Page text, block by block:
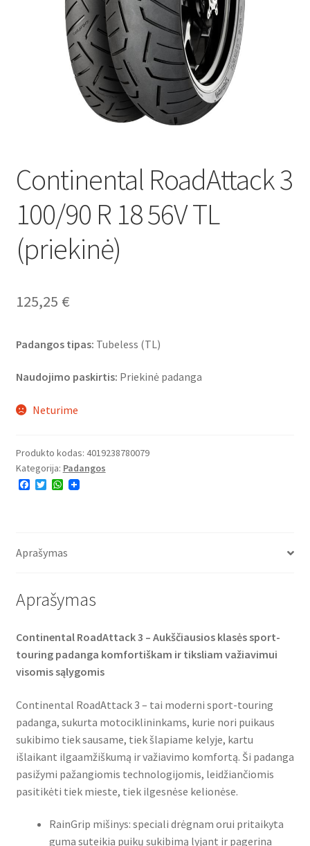
Continental RoadAttack 3
100/90 R 18 56V TL
(priekinė)
125,25 €
Padangos tipas: Tubeless (TL)
Naudojimo paskirtis: Priekinė padanga
Neturime
Produkto kodas: 4019238780079
Kategorija: Padangos
F
o
T
r
W
p
Aprašymas
Aprašymas
Continental RoadAttack 3 – Aukščiausios klasės sport-
touring padanga komfortiškam ir tiksliam važiavimui
visomis sąlygomis
Continental RoadAttack 3 – tai moderni sport-touring
padanga, sukurta motociklininkams, kurie nori puikaus
sukibimo tiek sausame, tiek šlapiame kelyje, kartu
išlaikant ilgaamžiškumą ir važiavimo komfortą. Ši padanga
pasižymi pažangiomis technologijomis, leidžiančiomis
pasitikėti tiek mieste, tiek ilgesnėse kelionėse.
RainGrip mišinys: speciali drėgnam orui pritaikyta
guma suteikia puikų sukibimą lyjant ir pagerina